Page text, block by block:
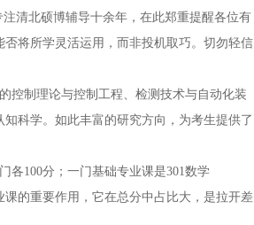
清北硕博辅导十余年，在此郑重提醒各位有
将所学灵活运用，而非投机取巧。切勿轻信
控制理论与控制工程、检测技术与自动化装
科学。如此丰富的研究方向，为考生提供了
各100分；一门基础专业课是301数学
课的重要作用，它在总分中占比大，是拉开差